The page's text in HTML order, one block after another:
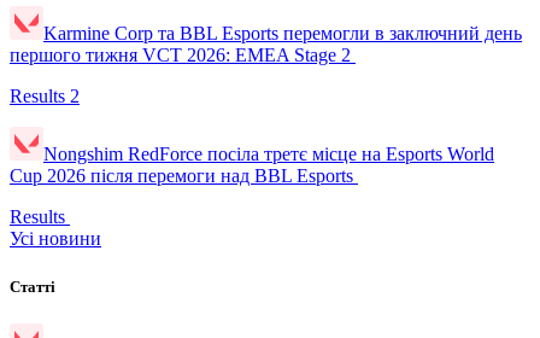
Karmine Corp та BBL Esports перемогли в заключний день
першого тижня VCT 2026: EMEA Stage 2
Results 2
Nongshim RedForce посіла третє місце на Esports World
Cup 2026 після перемоги над BBL Esports
Results
Усі новини
Статті